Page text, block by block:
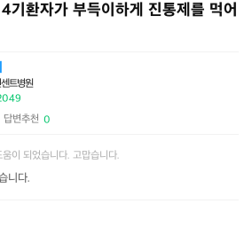
기환자가 부득이하게 진통제를 먹어
트병원
답변추천 0
움이 되었습니다. 고맙습니다.
니다.